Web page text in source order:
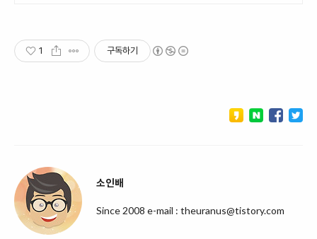
1 구독하기
소인배
Since 2008 e-mail : theuranus@tistory.com